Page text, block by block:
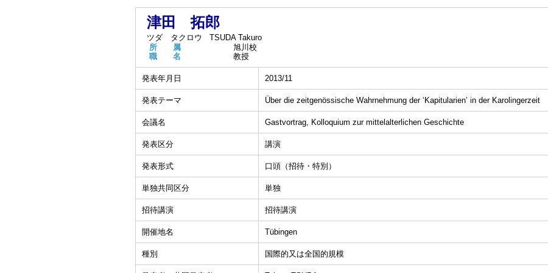
津田 拓郎
ツダ タクロウ
TSUDA Takuro
所 属
旭川校
職 名
教授
発表年月日 2013/11
発表テーマ Über die zeitgenössische Wahrnehmung der ‘Kapitularien’ in der Karolingerzeit
会議名 Gastvortrag, Kolloquium zur mittelalterlichen Geschichte
発表区分 講演
発表形式 口頭（招待・特別）
単独共同区分 単独
招待講演 招待講演
開催地名 Tübingen
種別 国際的又は全国的規模